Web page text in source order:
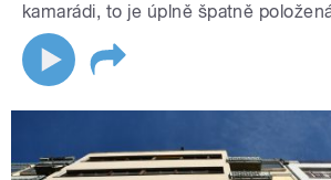
kamarádi, to je úplně špatně